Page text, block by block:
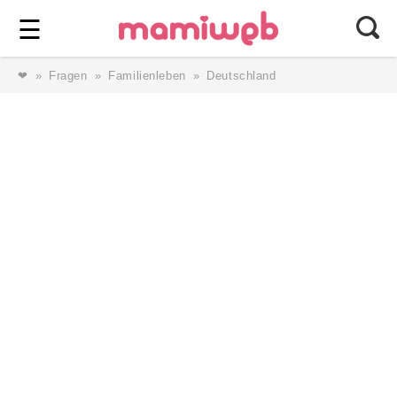
☰ ⎯ Wir lieben Familie ⎯
❤ Fragen Familienleben Deutschland